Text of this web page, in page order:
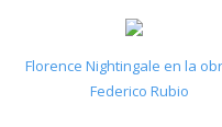
Florence Nightingale en la
Federico Rubio